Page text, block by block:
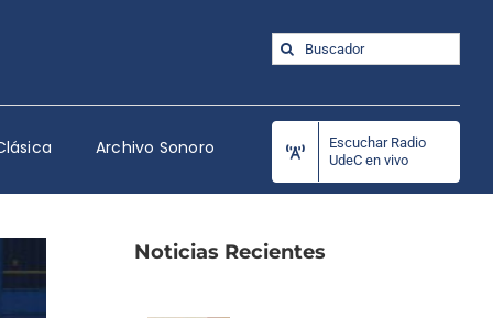
Buscar:
Archivo Sonoro
Escuchar Radio
UdeC en vivo
Noticias Recientes